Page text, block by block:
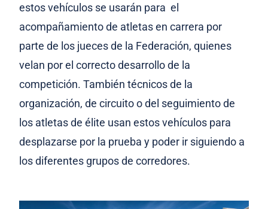
estos vehículos se usarán para el
acompañamiento de atletas en carrera por
parte de los jueces de la Federación, quienes
velan por el correcto desarrollo de la
competición. También técnicos de la
organización, de circuito o del seguimiento de
los atletas de élite usan estos vehículos para
desplazarse por la prueba y poder ir siguiendo a
los diferentes grupos de corredores.